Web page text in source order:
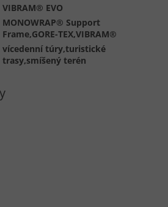
VIBRAM® EVO
MONOWRAP® Support
Frame,GORE-TEX,VIBRAM®
vícedenní túry,turistické
trasy,smíšený terén